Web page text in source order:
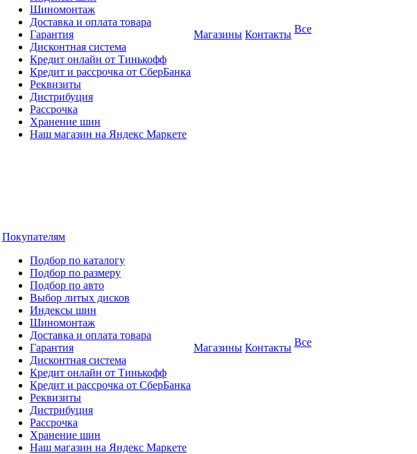
Шиномонтаж
Доставка и оплата товара
Гарантия
Дисконтная система
Кредит онлайн от Тинькофф
Кредит и рассрочка от СберБанка
Реквизиты
Дистрибуция
Рассрочка
Хранение шин
Наш магазин на Яндекс Маркете
Магазины Контакты Все
Покупателям
Подбор по каталогу
Подбор по размеру
Подбор по авто
Выбор литых дисков
Индексы шин
Шиномонтаж
Доставка и оплата товара
Гарантия
Дисконтная система
Кредит онлайн от Тинькофф
Кредит и рассрочка от СберБанка
Реквизиты
Дистрибуция
Рассрочка
Хранение шин
Наш магазин на Яндекс Маркете
Магазины Контакты Все